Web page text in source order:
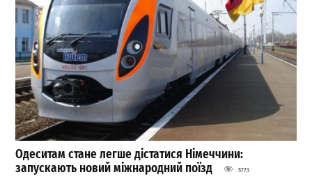
Одеситам стане легше дістатися Німеччини:
запускають новий міжнародний поїзд
5773